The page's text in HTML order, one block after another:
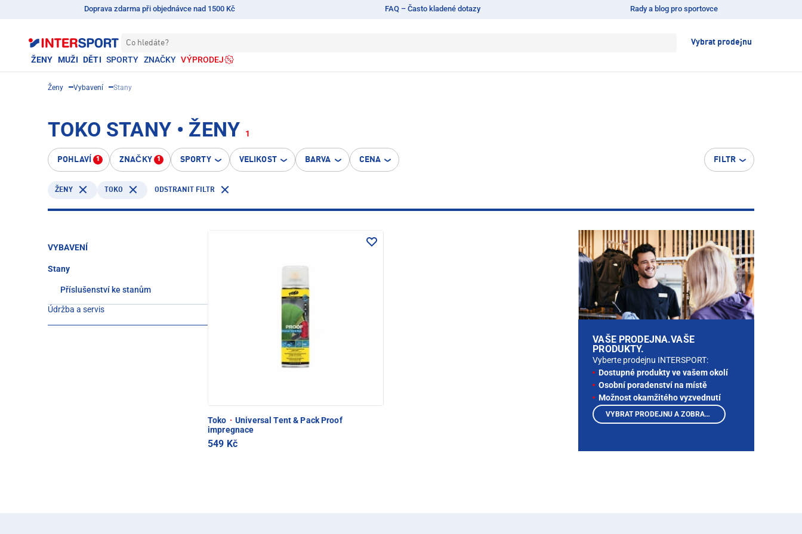
Doprava zdarma při objednávce nad 1500 Kč FAQ – Často kladené dotazy Rady a blog pro sportovce
Co hledáte? Vybrat prodejnu
ŽENY MUŽI DĚTI SPORTY ZNAČKY VÝPRODEJ
Ženy Vybavení Stany
TOKO STANY • ŽENY 1
POHLAVÍ 1 ZNAČKY 1 SPORTY VELIKOST BARVA CENA FILTR
ŽENY TOKO ODSTRANIT FILTR
VYBAVENÍ
Stany
Příslušenství ke stanům
Údržba a servis
Toko · Universal Tent & Pack Proof
impregnace
549 Kč
VAŠE PRODEJNA.VAŠE
PRODUKTY.
Vyberte prodejnu INTERSPORT:
Dostupné produkty ve vašem okolí
Osobní poradenství na místě
Možnost okamžitého vyzvednutí
VYBRAT PRODEJNU A ZOBRAZIT PRODUKTY